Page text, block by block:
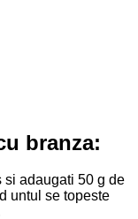
branza:
si adaugati 50 g de
untul se topeste